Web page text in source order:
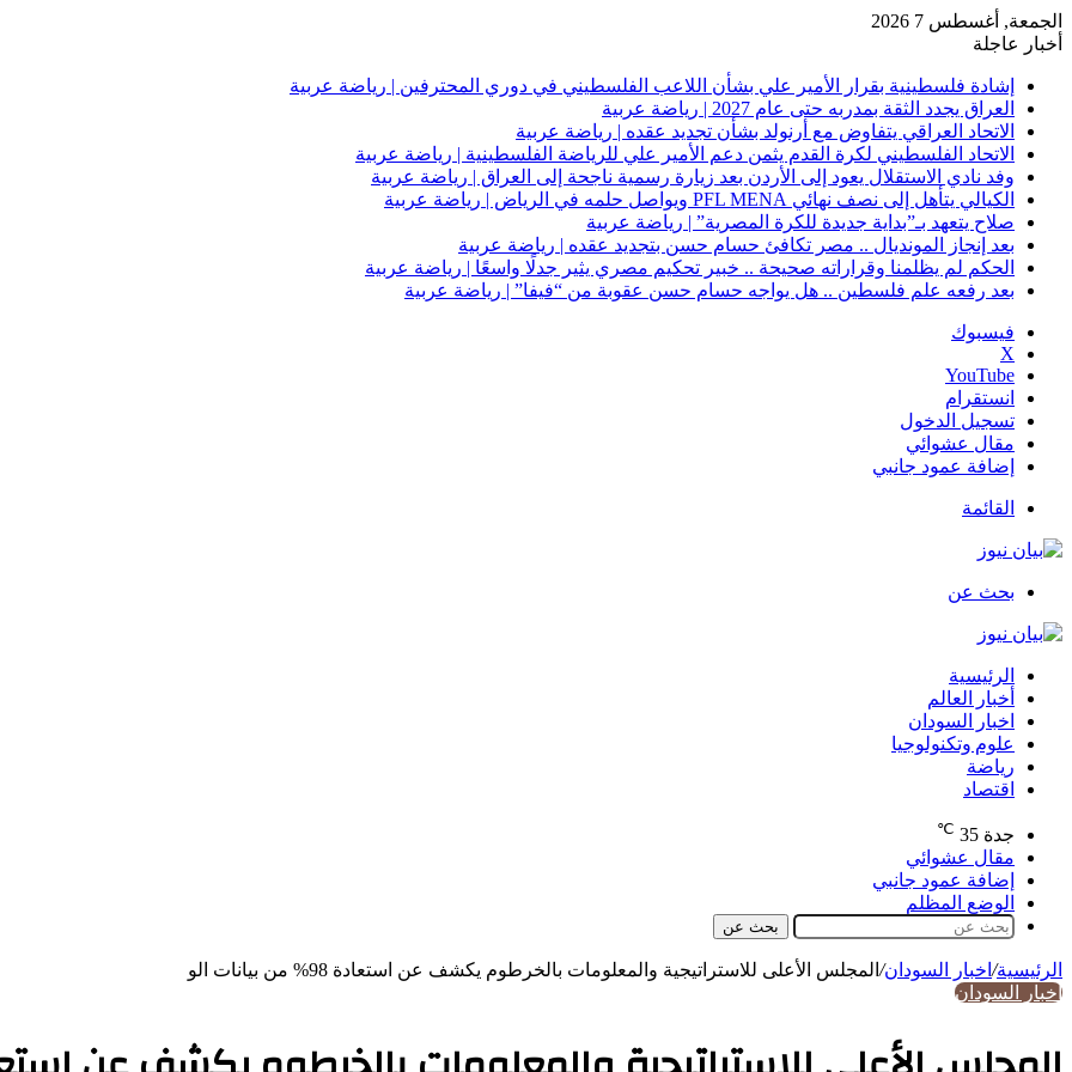
الجمعة, أغسطس 7 2026
أخبار عاجلة
إشادة فلسطينية بقرار الأمير علي بشأن اللاعب الفلسطيني في دوري المحترفين | رياضة عربية
العراق يجدد الثقة بمدربه حتى عام 2027 | رياضة عربية
الاتحاد العراقي يتفاوض مع أرنولد بشأن تجديد عقده | رياضة عربية
الاتحاد الفلسطيني لكرة القدم يثمن دعم الأمير علي للرياضة الفلسطينية | رياضة عربية
وفد نادي الاستقلال يعود إلى الأردن بعد زيارة رسمية ناجحة إلى العراق | رياضة عربية
الكيالي يتأهل إلى نصف نهائي PFL MENA ويواصل حلمه في الرياض | رياضة عربية
صلاح يتعهد بـ”بداية جديدة للكرة المصرية” | رياضة عربية
بعد إنجاز المونديال .. مصر تكافئ حسام حسن بتجديد عقده | رياضة عربية
الحكم لم يظلمنا وقراراته صحيحة .. خبير تحكيم مصري يثير جدلًا واسعًا | رياضة عربية
بعد رفعه علم فلسطين .. هل يواجه حسام حسن عقوبة من “فيفا” | رياضة عربية
فيسبوك
‫X
‫YouTube
انستقرام
تسجيل الدخول
مقال عشوائي
إضافة عمود جانبي
القائمة
بحث عن
الرئيسية
أخبار العالم
اخبار السودان
علوم وتكنولوجيا
رياضة
اقتصاد
جدة 35
℃
مقال عشوائي
إضافة عمود جانبي
الوضع المظلم
بحث عن
الرئيسية/ اخبار السودان/ المجلس الأعلى للاستراتيجية والمعلومات بالخرطوم يكشف عن استعادة 98% من بيانات الو
اخبار السودان